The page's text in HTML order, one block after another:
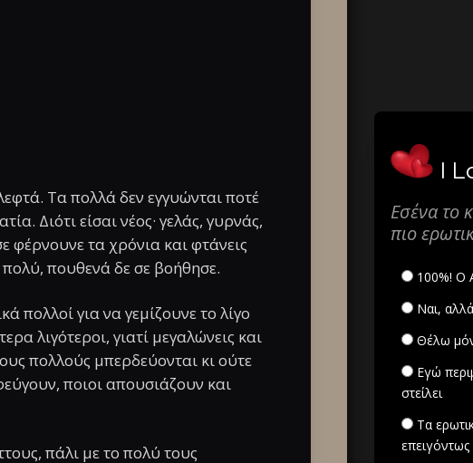
Τα πολλά δεν εγγυώνται ποτέ
Διότι είσαι νέος· γελάς, γυρνάς,
φέρνουνε τα χρόνια και φτάνεις
πουθενά δε σε βοήθησε.
πολλοί για να γεμίζουνε το λίγο
λιγότεροι, γιατί μεγαλώνεις και
πολλούς μπερδεύονται κι ούτε
ποιοι απουσιάζουν και
πάλι με το πολύ τους
I
Εσένα το
πιο
100%! Ο
Ναι,
Θέλω
Εγώ
στείλει
Τα